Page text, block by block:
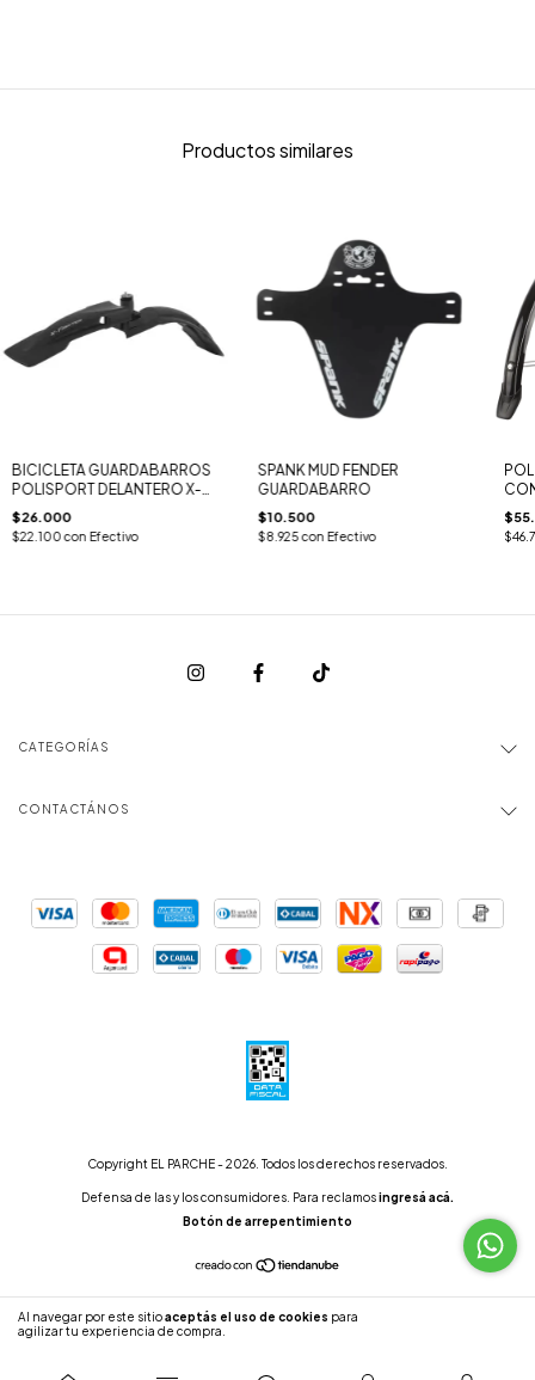
Al navegar por este sitioaceptás el uso de cookies para
agilizar tu experiencia de compra.
Productos similares
BICICLETA GUARDABARROS
POLISPORT DELANTERO X-
FIGHTER
$26.000
$22.100con Efectivo
SPANK MUD FENDER
GUARDABARRO
$10.500
$8.925con Efectivo
46
CATEGORÍAS
CONTACTÁNOS
Copyright EL PARCHE - 2026. Todos los derechos reservados.
Defensa de las y los consumidores. Para reclamosingresá acá.
Botón de arrepentimiento